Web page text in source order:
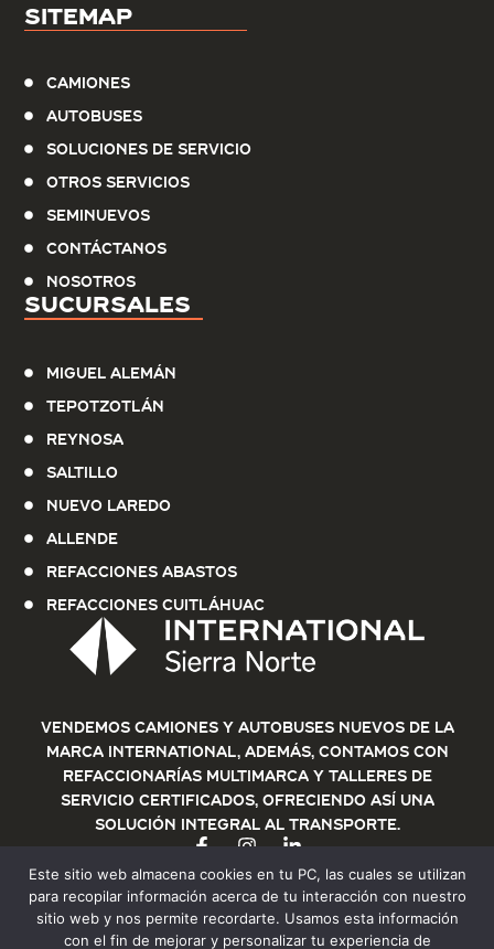
Vendemos Camiones y Autobuses nuevos de la
marca International, además, contamos con
refaccionarías multimarca y talleres de
servicio certificados, ofreciendo así una
solución integral al transporte.
Sucursales
Miguel Alemán
Tepotzotlán
Reynosa
Saltillo
Nuevo Laredo
Allende
Refacciones Abastos
Refacciones Cuitláhuac
Sitemap
Camiones
Autobuses
Soluciones de servicio
Otros Servicios
Seminuevos
Contáctanos
Nosotros
Este sitio web almacena cookies en tu PC, las cuales se utilizan
para recopilar información acerca de tu interacción con nuestro
sitio web y nos permite recordarte. Usamos esta información
con el fin de mejorar y personalizar tu experiencia de